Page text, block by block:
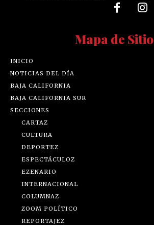
Mapa de Sitio
INICIO
NOTICIAS DEL DÍA
BAJA CALIFORNIA
BAJA CALIFORNIA SUR
SECCIONES
CARTAZ
CULTURA
DEPORTEZ
ESPECTÁCULOZ
EZENARIO
INTERNACIONAL
COLUMNAZ
ZOOM POLÍTICO
REPORTAJEZ